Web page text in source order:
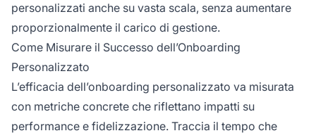
personalizzati anche su vasta scala, senza aumentare
proporzionalmente il carico di gestione.
Come Misurare il Successo dell’Onboarding
Personalizzato
L’efficacia dell’onboarding personalizzato va misurata
con metriche concrete che riflettano impatti su
performance e fidelizzazione. Traccia il tempo che